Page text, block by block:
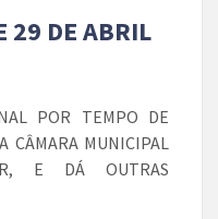
29 DE ABRIL
POR TEMPO DE
CÂMARA MUNICIPAL
E DÁ OUTRAS